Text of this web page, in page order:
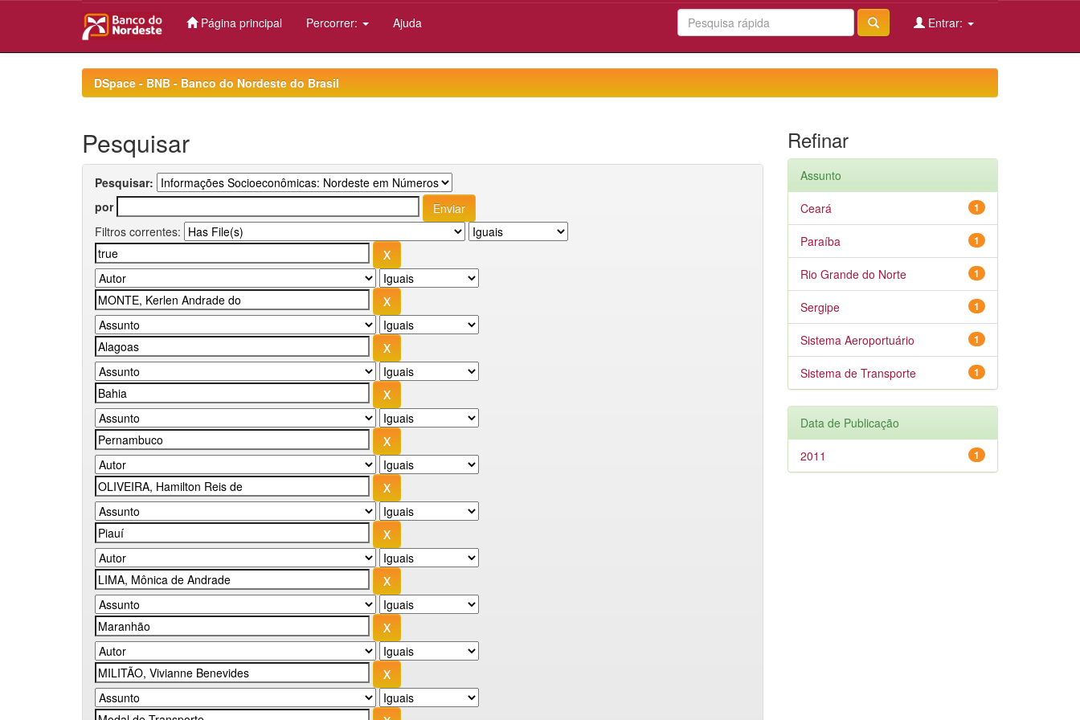
Página principal Percorrer: Ajuda Entrar:
DSpace - BNB - Banco do Nordeste do Brasil
Pesquisar
Pesquisar:
por
Filtros correntes:
Refinar
Assunto
1
Ceará
1
Paraíba
1
Rio Grande do Norte
1
Sergipe
1
Sistema Aeroportuário
1
Sistema de Transporte
Data de Publicação
1
2011